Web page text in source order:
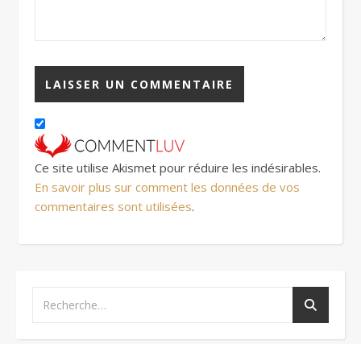
Ce site utilise Akismet pour réduire les indésirables.
En savoir plus sur comment les données de vos
commentaires sont utilisées.